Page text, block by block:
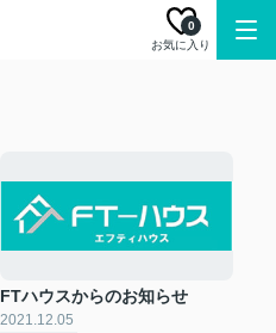
お気に入り
0
FTハウスからのお知らせ
2021.12.05